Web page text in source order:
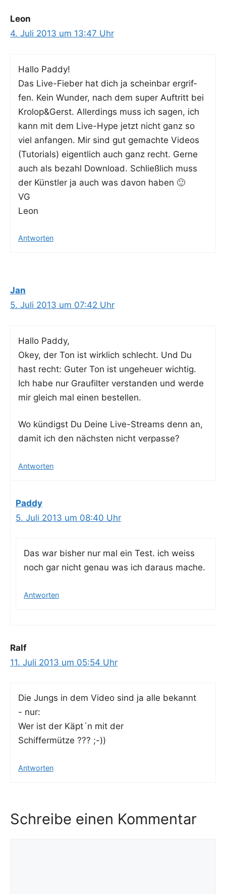
Leon
4. Juli 2013 um 13:47 Uhr
Hal­lo Paddy!
Das Live-Fie­ber hat dich ja schein­bar ergrif­
fen. Kein Wun­der, nach dem super Auf­tritt bei
Krolop&Gerst. Aller­dings muss ich sagen, ich
kann mit dem Live-Hype jetzt nicht ganz so
viel anfan­gen. Mir sind gut gemach­te Vide­os
(Tuto­ri­als) eigent­lich auch ganz recht. Ger­ne
auch als bezahl Down­load. Schließ­lich muss
der Künst­ler ja auch was davon haben 🙂
VG
Leon
Antworten
Jan
5. Juli 2013 um 07:42 Uhr
Hal­lo Paddy,
Okey, der Ton ist wirk­lich schlecht. Und Du
hast recht: Guter Ton ist unge­heu­er wichtig.
Ich habe nur Grau­fil­ter ver­stan­den und wer­de
mir gleich mal einen bestellen.
Wo kün­digst Du Dei­ne Live-Streams denn an,
damit ich den nächs­ten nicht verpasse?
Antworten
Paddy
5. Juli 2013 um 08:40 Uhr
Das war bis­her nur mal ein Test. ich weiss
noch gar nicht genau was ich dar­aus mache.
Antworten
Ralf
11. Juli 2013 um 05:54 Uhr
Die Jungs in dem Video sind ja alle bekannt
- nur:
Wer ist der Käpt´n mit der
Schiffermütze ??? ;-))
Antworten
Schreibe einen Kommentar